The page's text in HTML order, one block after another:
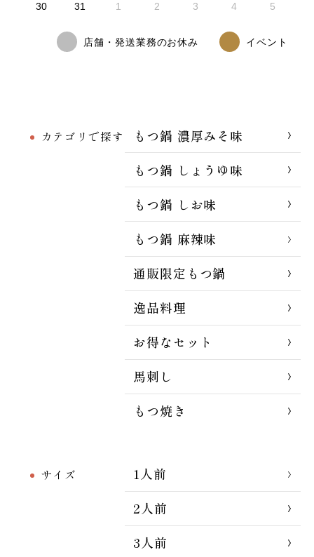
カテゴリで探す
もつ鍋 濃厚みそ味
もつ鍋 しょうゆ味
もつ鍋 しお味
もつ鍋 麻辣味
通販限定もつ鍋
逸品料理
お得なセット
馬刺し
もつ焼き
サイズ
1人前
2人前
3人前
30 31 1 2 3 4 5
店舗・発送業務のお休み イベント